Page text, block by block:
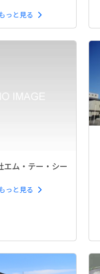
っと見る
エム・テー・シー
っと見る